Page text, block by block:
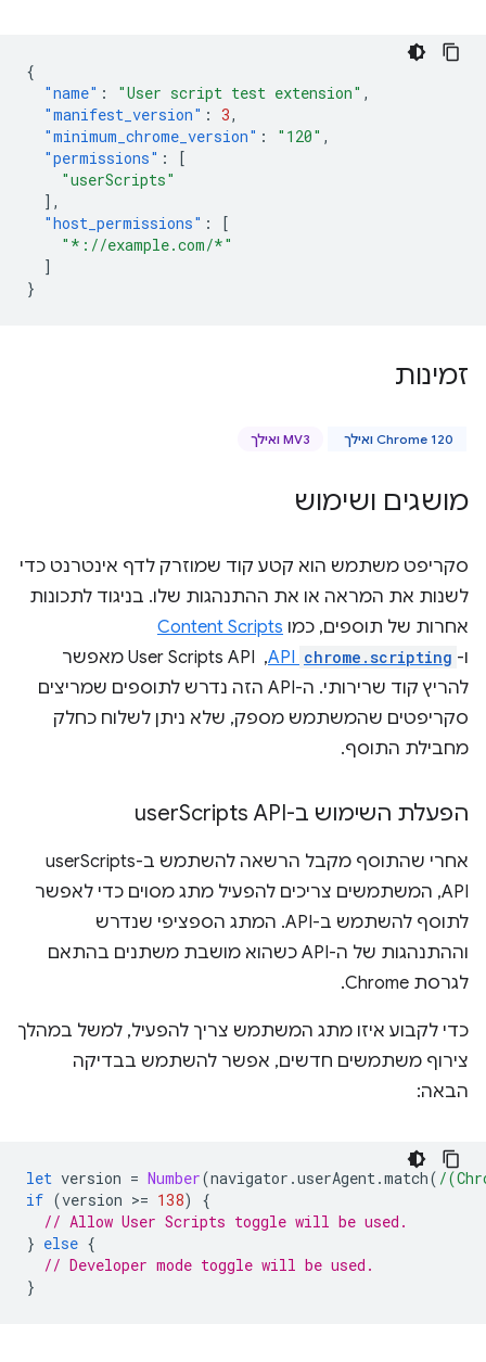
{
"name" : "User script test extension" ,
"manifest_version" : 3,
"minimum_chrome_version" : "120" ,
"permissions" :
[
"userScripts"
],
"host_permissions" :
[
"*://example.com/*"
]
}
זמינות
Chrome 120 ואילך MV3 ואילך
מושגים ושימוש
סקריפט משתמש הוא קטע קוד שמוזרק לדף אינטרנט כדי
לשנות את המראה או את ההתנהגות שלו. בניגוד לתכונות
אחרות של תוספים, כמו Content Scripts
ו- chrome.scripting
, ‏ User Scripts API מאפשר
להריץ קוד שרירותי. ה-API הזה נדרש לתוספים שמריצים
סקריפטים שהמשתמש מספק, שלא ניתן לשלוח כחלק
מחבילת התוסף.
הפעלת השימוש ב-userScripts API
אחרי שהתוסף מקבל הרשאה להשתמש ב-userScripts
API, המשתמשים צריכים להפעיל מתג מסוים כדי לאפשר
לתוסף להשתמש ב-API. המתג הספציפי שנדרש
וההתנהגות של ה-API כשהוא מושבת משתנים בהתאם
לגרסת Chrome.
כדי לקבוע איזו מתג המשתמש צריך להפעיל, למשל במהלך
צירוף משתמשים חדשים, אפשר להשתמש בבדיקה
הבאה:
let version = Number(navigator .userAgent.match( /
if (version >= 138)
{
// Allow User Scripts toggle will be used.
} else {
// Developer mode toggle will be used.
}